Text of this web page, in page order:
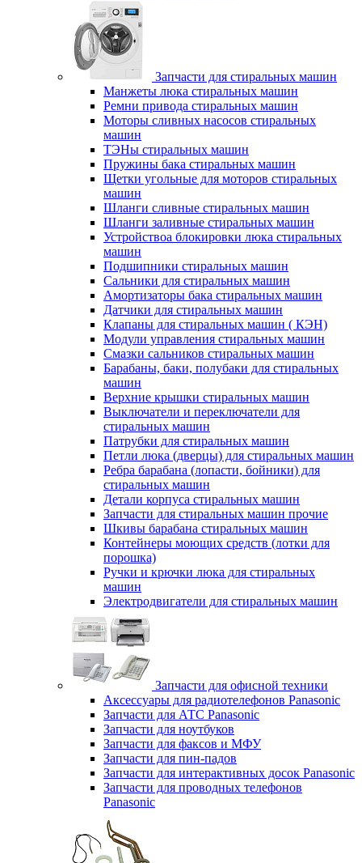
Запчасти для стиральных машин
Манжеты люка стиральных машин
Ремни привода стиральных машин
Моторы сливных насосов стиральных
машин
ТЭНы стиральных машин
Пружины бака стиральных машин
Щетки угольные для моторов стиральных
машин
Шланги сливные стиральных машин
Шланги заливные стиральных машин
Устройствоа блокировки люка стиральных
машин
Подшипники стиральных машин
Сальники для стиральных машин
Амортизаторы бака стиральных машин
Датчики для стиральных машин
Клапаны для стиральных машин ( КЭН)
Модули управления стиральных машин
Смазки сальников стиральных машин
Барабаны, баки, полубаки для стиральных
машин
Верхние крышки стиральных машин
Выключатели и переключатели для
стиральных машин
Патрубки для стиральных машин
Петли люка (дверцы) для стиральных машин
Ребра барабана (лопасти, бойники) для
стиральных машин
Детали корпуса стиральных машин
Запчасти для стиральных машин прочие
Шкивы барабана стиральных машин
Контейнеры моющих средств (лотки для
порошка)
Ручки и крючки люка для стиральных
машин
Электродвигатели для стиральных машин
Запчасти для офисной техники
Аксессуары для радиотелефонов Panasonic
Запчасти для АТС Panasonic
Запчасти для ноутбуков
Запчасти для факсов и МФУ
Запчасти для пин-падов
Запчасти для интерактивных досок Panasonic
Запчасти для проводных телефонов
Panasonic